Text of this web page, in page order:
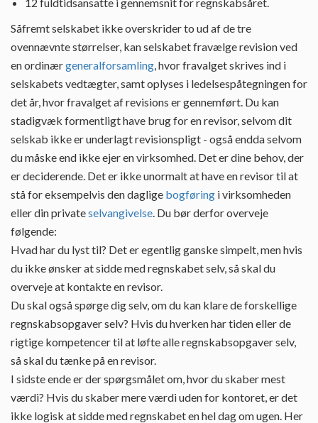
12 fuldtidsansatte i gennemsnit for regnskabsåret.
Såfremt selskabet ikke overskrider to ud af de tre
ovennævnte størrelser, kan selskabet fravælge revision ved
en ordinærgeneralforsamling, hvor fravalget skrives ind i
selskabets vedtægter, samt oplyses i ledelsespåtegningen for
det år, hvor fravalget af revisions er gennemført. Du kan
stadigvæk formentligt have brug for en revisor, selvom dit
selskab ikke er underlagt revisionspligt - også endda selvom
du måske end ikke ejer en virksomhed. Det er dine behov, der
er deciderende. Det er ikke unormalt at have en revisor til at
stå for eksempelvis den daglige bogføring i virksomheden
eller din privateselvangivelse. Du bør derfor overveje
følgende:
Hvad har du lyst til? Det er egentlig ganske simpelt, men hvis
du ikke ønsker at sidde med regnskabet selv, så skal du
overveje at kontakte en revisor.
Du skal også spørge dig selv, om du kan klare de forskellige
regnskabsopgaver selv? Hvis du hverken har tiden eller de
rigtige kompetencer til at løfte alle regnskabsopgaver selv,
så skal du tænke på en revisor.
I sidste ende er der spørgsmålet om, hvor du skaber mest
værdi? Hvis du skaber mere værdi uden for kontoret, er det
ikke logisk at sidde med regnskabet en hel dag om ugen. Her